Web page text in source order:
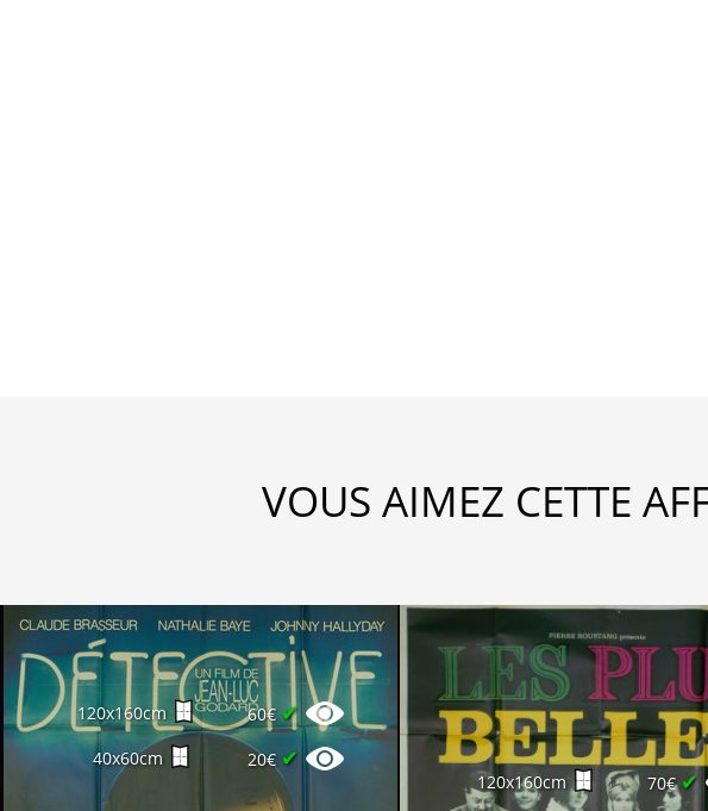
VOUS AIMEZ CETTE
120x160cm 60€ ✔
40x60cm 20€ ✔
120x160cm 70€ ✔